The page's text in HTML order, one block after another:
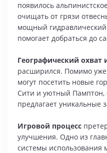
появилось
очищать от грязи
мощный
помогает добраться до
Географический охват
расширился. Помимо
могут посетить новые
Сити и уютный Памптон,
предлагает уникальные
Игровой процесс
улучшения. Одно из
системы